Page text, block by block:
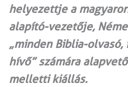
helyezettje a
alapító-vezetője,
„minden Biblia-
hívő” számára
melletti kiállás.